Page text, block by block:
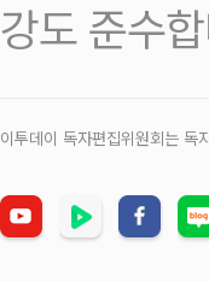
강도 준수
이투데이 독자편집위원회는 독